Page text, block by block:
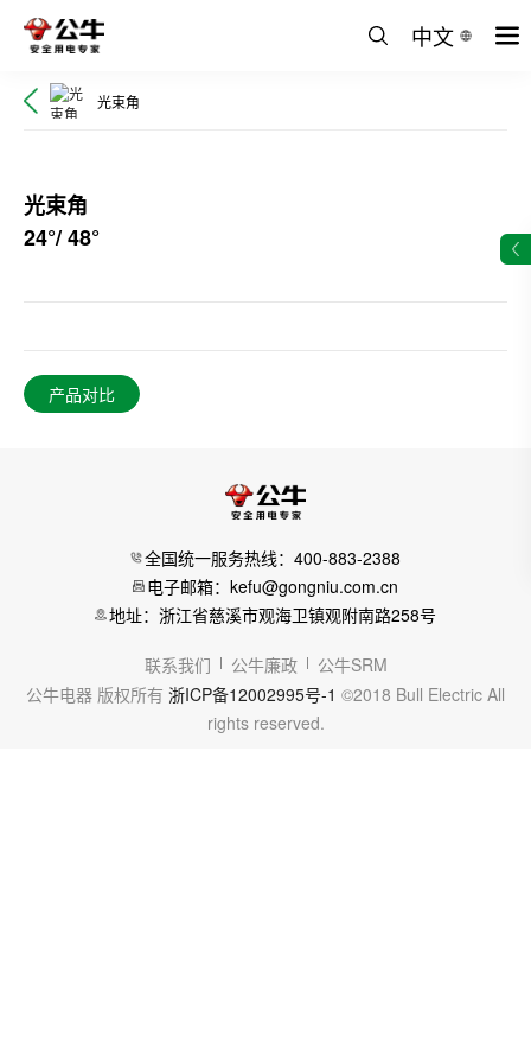
中文
光束角
光束角
24°/ 48°
产品对比
全国统一服务热线：400-883-2388
电子邮箱：kefu@gongniu.com.cn
地址：浙江省慈溪市观海卫镇观附南路258号
联系我们 公牛廉政
公牛SRM
公牛电器 版权所有 浙ICP备12002995号-1 ©2018 Bull Electric All
rights reserved.